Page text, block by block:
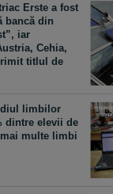
Erste a fost
bancă din
iar
Cehia,
titlul de
limbilor
dintre elevii de
multe limbi